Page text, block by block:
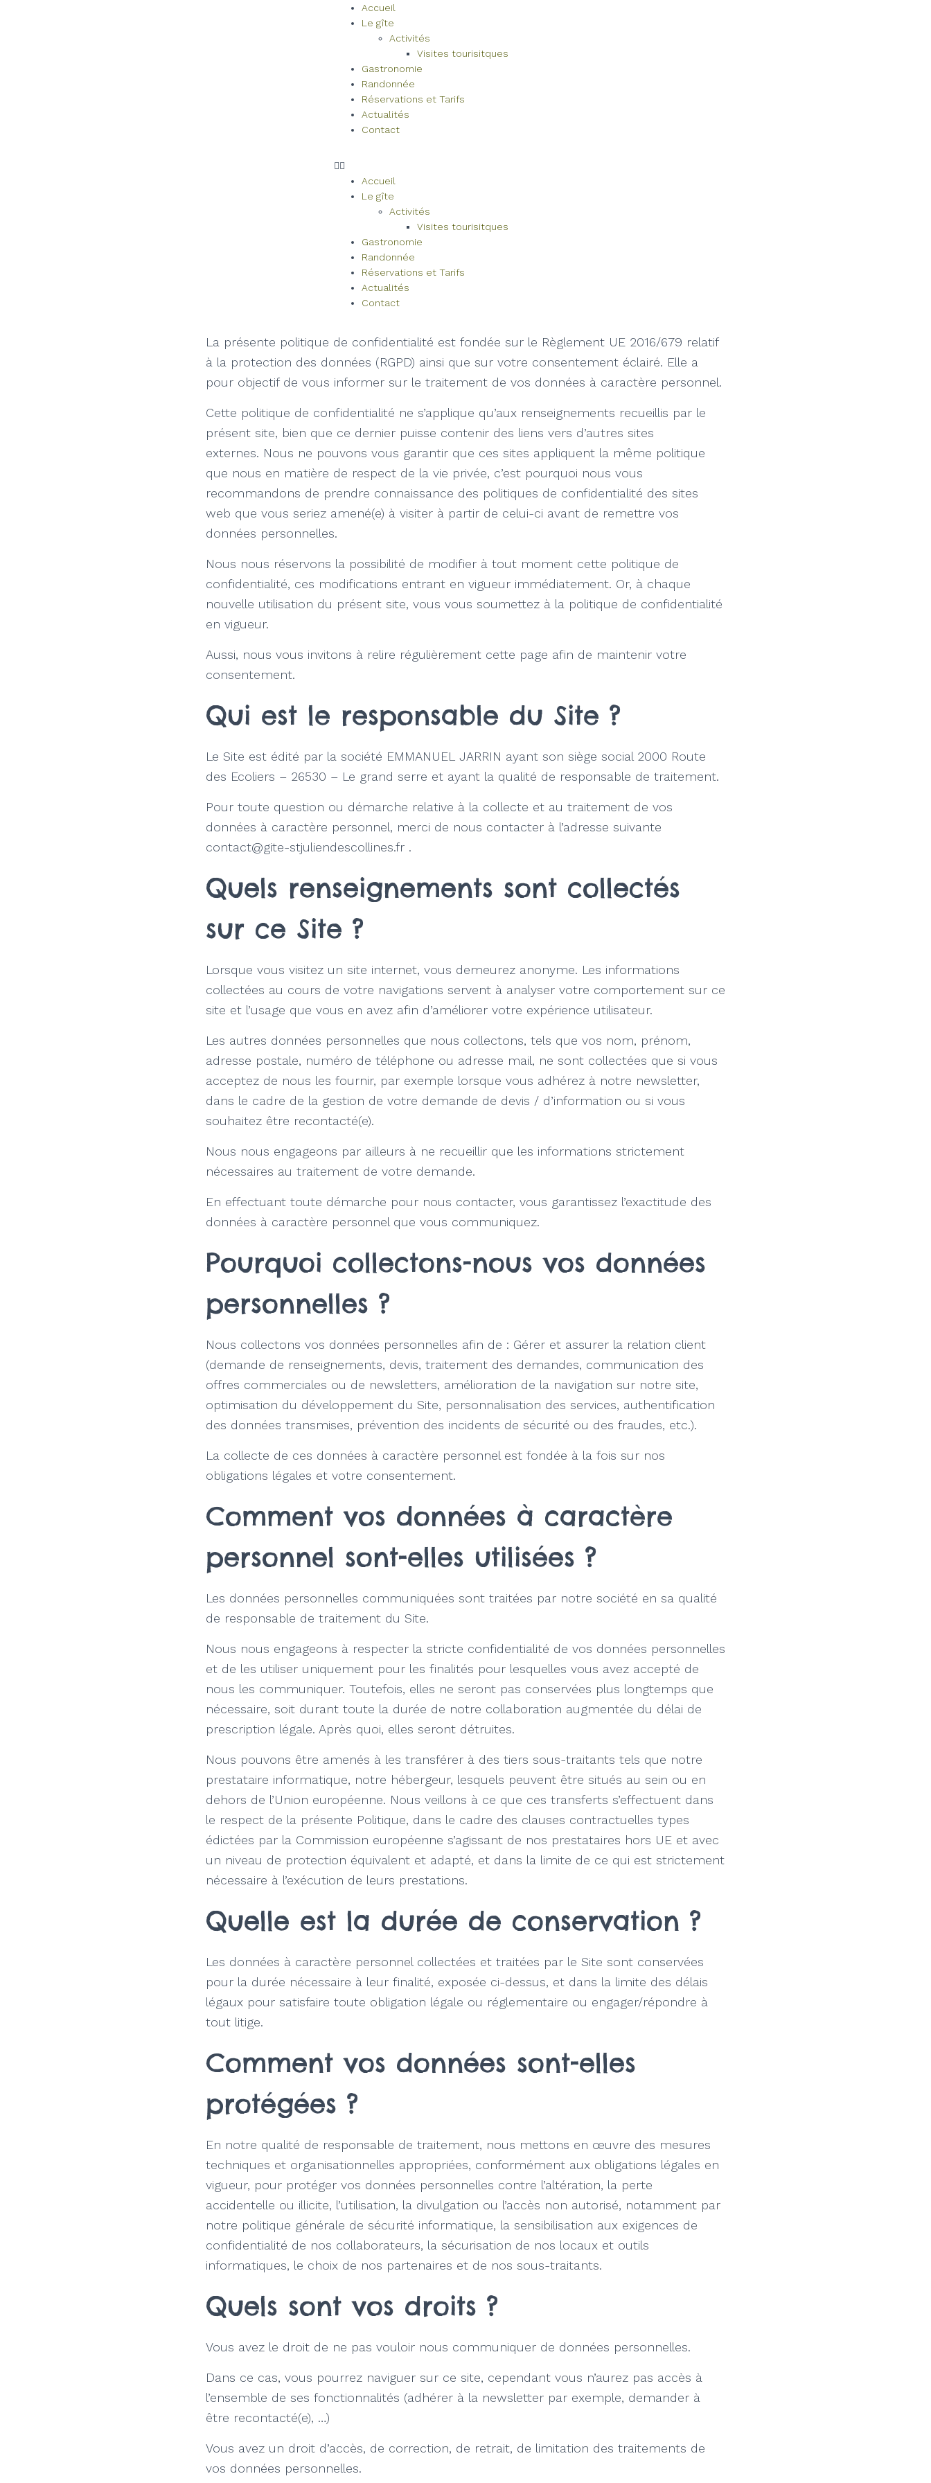
Accueil
Le gîte
Activités
Visites tourisitques
Gastronomie
Randonnée
Réservations et Tarifs
Actualités
Contact
Accueil
Le gîte
Activités
Visites tourisitques
Gastronomie
Randonnée
Réservations et Tarifs
Actualités
Contact
La présente politique de confidentialité est fondée sur le Règlement UE 2016/679 relatif
à la protection des données (RGPD) ainsi que sur votre consentement éclairé. Elle a
pour objectif de vous informer sur le traitement de vos données à caractère personnel.
Cette politique de confidentialité ne s’applique qu’aux renseignements recueillis par le
présent site, bien que ce dernier puisse contenir des liens vers d’autres sites
externes. Nous ne pouvons vous garantir que ces sites appliquent la même politique
que nous en matière de respect de la vie privée, c’est pourquoi nous vous
recommandons de prendre connaissance des politiques de confidentialité des sites
web que vous seriez amené(e) à visiter à partir de celui-ci avant de remettre vos
données personnelles.
Nous nous réservons la possibilité de modifier à tout moment cette politique de
confidentialité, ces modifications entrant en vigueur immédiatement. Or, à chaque
nouvelle utilisation du présent site, vous vous soumettez à la politique de confidentialité
en vigueur.
Aussi, nous vous invitons à relire régulièrement cette page afin de maintenir votre
consentement.
Qui est le responsable du Site ?
Le Site est édité par la société EMMANUEL JARRIN ayant son siège social 2000 Route
des Ecoliers – 26530 – Le grand serre et ayant la qualité de responsable de traitement.
Pour toute question ou démarche relative à la collecte et au traitement de vos
données à caractère personnel, merci de nous contacter à l’adresse suivante
contact@gite-stjuliendescollines.fr .
Quels renseignements sont collectés
sur ce Site ?
Lorsque vous visitez un site internet, vous demeurez anonyme. Les informations
collectées au cours de votre navigations servent à analyser votre comportement sur ce
site et l’usage que vous en avez afin d’améliorer votre expérience utilisateur.
Les autres données personnelles que nous collectons, tels que vos nom, prénom,
adresse postale, numéro de téléphone ou adresse mail, ne sont collectées que si vous
acceptez de nous les fournir, par exemple lorsque vous adhérez à notre newsletter,
dans le cadre de la gestion de votre demande de devis / d’information ou si vous
souhaitez être recontacté(e).
Nous nous engageons par ailleurs à ne recueillir que les informations strictement
nécessaires au traitement de votre demande.
En effectuant toute démarche pour nous contacter, vous garantissez l’exactitude des
données à caractère personnel que vous communiquez.
Pourquoi collectons-nous vos données
personnelles ?
Nous collectons vos données personnelles afin de : Gérer et assurer la relation client
(demande de renseignements, devis, traitement des demandes, communication des
offres commerciales ou de newsletters, amélioration de la navigation sur notre site,
optimisation du développement du Site, personnalisation des services, authentification
des données transmises, prévention des incidents de sécurité ou des fraudes, etc.).
La collecte de ces données à caractère personnel est fondée à la fois sur nos
obligations légales et votre consentement.
Comment vos données à caractère
personnel sont-elles utilisées ?
Les données personnelles communiquées sont traitées par notre société en sa qualité
de responsable de traitement du Site.
Nous nous engageons à respecter la stricte confidentialité de vos données personnelles
et de les utiliser uniquement pour les finalités pour lesquelles vous avez accepté de
nous les communiquer. Toutefois, elles ne seront pas conservées plus longtemps que
nécessaire, soit durant toute la durée de notre collaboration augmentée du délai de
prescription légale. Après quoi, elles seront détruites.
Nous pouvons être amenés à les transférer à des tiers sous-traitants tels que notre
prestataire informatique, notre hébergeur, lesquels peuvent être situés au sein ou en
dehors de l’Union européenne. Nous veillons à ce que ces transferts s’effectuent dans
le respect de la présente Politique, dans le cadre des clauses contractuelles types
édictées par la Commission européenne s’agissant de nos prestataires hors UE et avec
un niveau de protection équivalent et adapté, et dans la limite de ce qui est strictement
nécessaire à l’exécution de leurs prestations.
Quelle est la durée de conservation ?
Les données à caractère personnel collectées et traitées par le Site sont conservées
pour la durée nécessaire à leur finalité, exposée ci-dessus, et dans la limite des délais
légaux pour satisfaire toute obligation légale ou réglementaire ou engager/répondre à
tout litige.
Comment vos données sont-elles
protégées ?
En notre qualité de responsable de traitement, nous mettons en œuvre des mesures
techniques et organisationnelles appropriées, conformément aux obligations légales en
vigueur, pour protéger vos données personnelles contre l’altération, la perte
accidentelle ou illicite, l’utilisation, la divulgation ou l’accès non autorisé, notamment par
notre politique générale de sécurité informatique, la sensibilisation aux exigences de
confidentialité de nos collaborateurs, la sécurisation de nos locaux et outils
informatiques, le choix de nos partenaires et de nos sous-traitants.
Quels sont vos droits ?
Vous avez le droit de ne pas vouloir nous communiquer de données personnelles.
Dans ce cas, vous pourrez naviguer sur ce site, cependant vous n’aurez pas accès à
l’ensemble de ses fonctionnalités (adhérer à la newsletter par exemple, demander à
être recontacté(e), …)
Vous avez un droit d’accès, de correction, de retrait, de limitation des traitements de
vos données personnelles.